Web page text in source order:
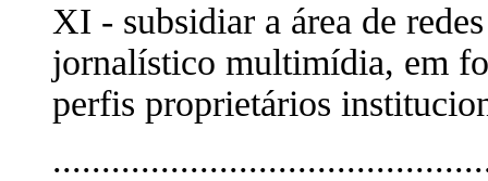
XI - subsidiar a área de
jornalístico multimídia, em
perfis proprietários